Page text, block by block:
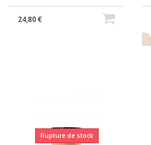
24,80 €
Rupture de stock